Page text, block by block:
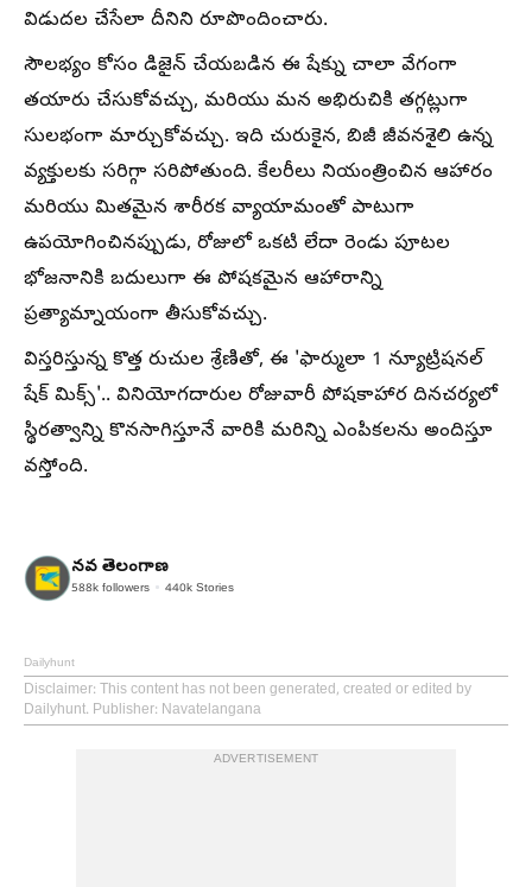
విడుదల చేసేలా దీనిని రూపొందించారు.
సౌలభ్యం కోసం డిజైన్ చేయబడిన ఈ షేక్ను చాలా వేగంగా
తయారు చేసుకోవచ్చు, మరియు మన అభిరుచికి తగ్గట్లుగా
సులభంగా మార్చుకోవచ్చు. ఇది చురుకైన, బిజీ జీవనశైలి ఉన్న
వ్యక్తులకు సరిగ్గా సరిపోతుంది. కేలరీలు నియంత్రించిన ఆహారం
మరియు మితమైన శారీరక వ్యాయామంతో పాటుగా
ఉపయోగించినప్పుడు, రోజులో ఒకటి లేదా రెండు పూటల
భోజనానికి బదులుగా ఈ పోషకమైన ఆహారాన్ని
ప్రత్యామ్నాయంగా తీసుకోవచ్చు.
విస్తరిస్తున్న కొత్త రుచుల శ్రేణితో, ఈ 'ఫార్ములా 1 న్యూట్రిషనల్
షేక్ మిక్స్'.. వినియోగదారుల రోజువారీ పోషకాహార దినచర్యలో
స్థిరత్వాన్ని కొనసాగిస్తూనే వారికి మరిన్ని ఎంపికలను అందిస్తూ
వస్తోంది.
నవ తెలంగాణ
588k followers 440k Stories
Dailyhunt
Disclaimer: This content has not been generated, created or edited by
Dailyhunt. Publisher: Navatelangana
ADVERTISEMENT